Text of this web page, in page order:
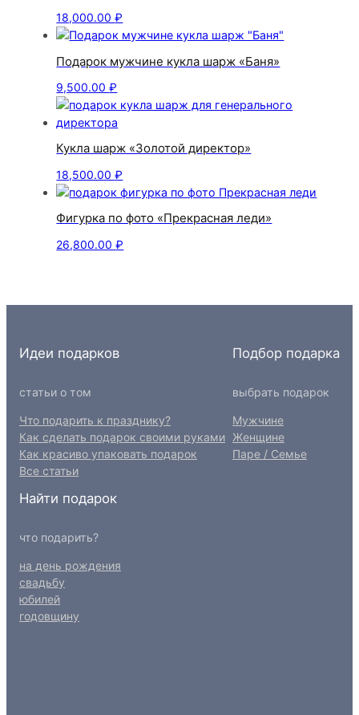
18,000.00₽
Подарок мужчине кукла шарж «Баня»
9,500.00₽
Кукла шарж «Золотой директор»
18,500.00₽
Фигурка по фото «Прекрасная леди»
26,800.00₽
Идеи подарков
статьи о том
Что подарить к празднику?
Как сделать подарок своими руками
Как красиво упаковать подарок
Все статьи
Подбор подарка
выбрать подарок
Мужчине
Женщине
Паре / Семье
Найти подарок
что подарить?
на день рождения
свадьбу
юбилей
годовщину